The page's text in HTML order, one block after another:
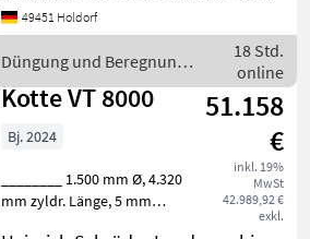
Erstzulassung: 08.02.18,
49451 Holdorf
Düngung und Beregnung /
Meyer-Lohne
18 Std.
online
Kotte VT 8000
51.158
€
inkl. 19%
MwSt
42.989,92 €
exkl.
Bj. 2024
________ 1.500 mm Ø, 4.320
mm zyldr. Länge, 5 mm